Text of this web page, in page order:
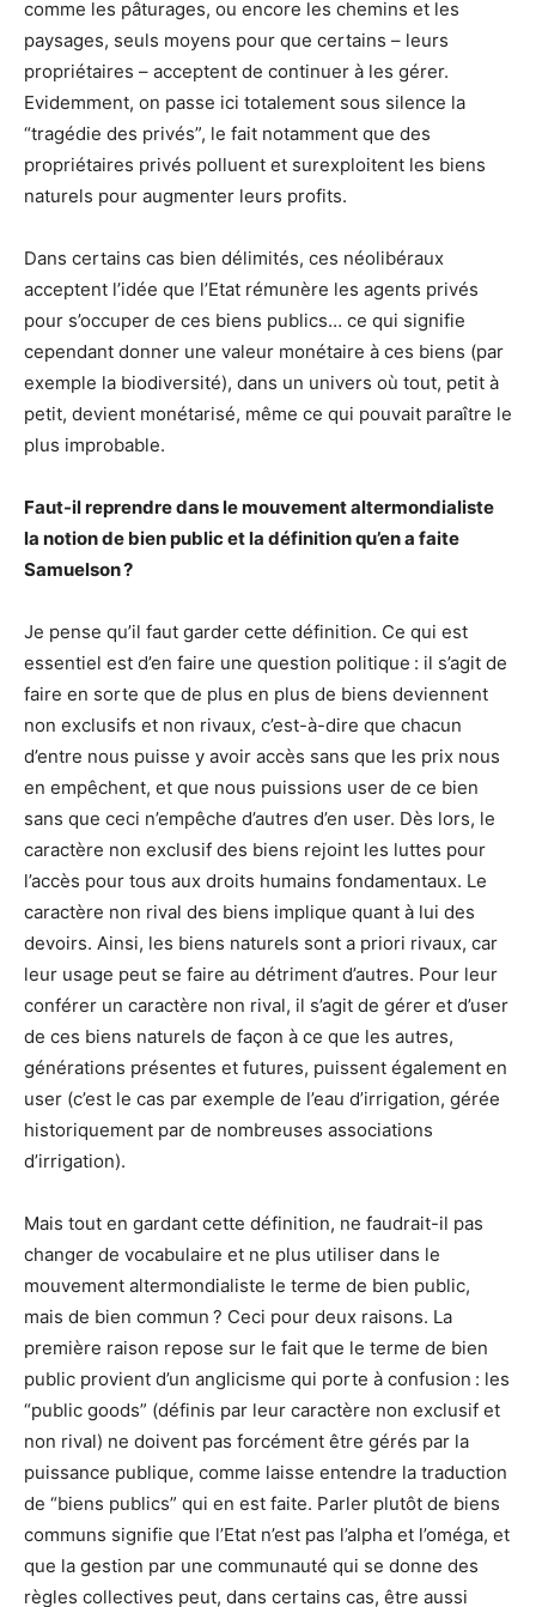
comme les pâturages, ou encore les chemins et les
paysages, seuls moyens pour que certains – leurs
propriétaires – acceptent de continuer à les gérer.
Evidemment, on passe ici totalement sous silence la
“tragédie des privés”, le fait notamment que des
propriétaires privés polluent et surexploitent les biens
naturels pour augmenter leurs profits.
Dans certains cas bien délimités, ces néolibéraux
acceptent l’idée que l’Etat rémunère les agents privés
pour s’occuper de ces biens publics… ce qui signifie
cependant donner une valeur monétaire à ces biens (par
exemple la biodiversité), dans un univers où tout, petit à
petit, devient monétarisé, même ce qui pouvait paraître le
plus improbable.
Faut-il reprendre dans le mouvement altermondialiste
la notion de bien public et la définition qu’en a faite
Samuelson ?
Je pense qu’il faut garder cette définition. Ce qui est
essentiel est d’en faire une question politique : il s’agit de
faire en sorte que de plus en plus de biens deviennent
non exclusifs et non rivaux, c’est-à-dire que chacun
d’entre nous puisse y avoir accès sans que les prix nous
en empêchent, et que nous puissions user de ce bien
sans que ceci n’empêche d’autres d’en user. Dès lors, le
caractère non exclusif des biens rejoint les luttes pour
l’accès pour tous aux droits humains fondamentaux. Le
caractère non rival des biens implique quant à lui des
devoirs. Ainsi, les biens naturels sont a priori rivaux, car
leur usage peut se faire au détriment d’autres. Pour leur
conférer un caractère non rival, il s’agit de gérer et d’user
de ces biens naturels de façon à ce que les autres,
générations présentes et futures, puissent également en
user (c’est le cas par exemple de l’eau d’irrigation, gérée
historiquement par de nombreuses associations
d’irrigation).
Mais tout en gardant cette définition, ne faudrait-il pas
changer de vocabulaire et ne plus utiliser dans le
mouvement altermondialiste le terme de bien public,
mais de bien commun ? Ceci pour deux raisons. La
première raison repose sur le fait que le terme de bien
public provient d’un anglicisme qui porte à confusion : les
“public goods” (définis par leur caractère non exclusif et
non rival) ne doivent pas forcément être gérés par la
puissance publique, comme laisse entendre la traduction
de “biens publics” qui en est faite. Parler plutôt de biens
communs signifie que l’Etat n’est pas l’alpha et l’oméga, et
que la gestion par une communauté qui se donne des
règles collectives peut, dans certains cas, être aussi